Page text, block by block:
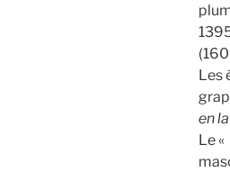
Les
en
Le